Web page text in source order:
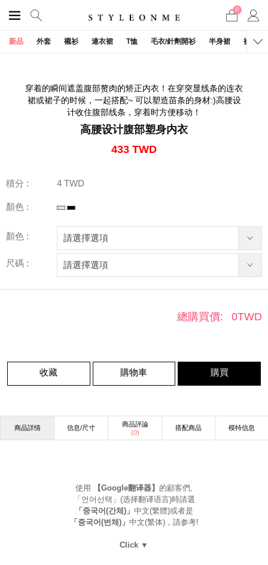
0
新品 外套 襯衫 連衣裙 T恤 毛衣/針劑開衫 半身裙 褲子
1 0
穿着的瞬间遮盖腹部赘肉的矫正内衣！在穿突显线条的连衣
裙或裙子的时候，一起搭配~ 可以塑造苗条的身材:)高腰设
计收住腹部线条，穿着时方便移动！
高腰设计腹部塑身内衣
433 TWD
積分 : 4 TWD
顏色 :
顏色 :
尺碼 :
總購買價: 0TWD
收藏 購物車 購買
商品詳情 信息/尺寸
商品評論
(0)
搭配商品 模特信息
使用 【Google翻译器】 的顧客們,
「언어선택」(选择翻译语言)時請選
「중국어(간체)」 中文(繁體)或者是
「중국어(번체)」 中文(繁体)，請参考!
Click ▼